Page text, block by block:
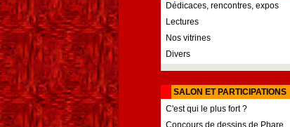
Dédicaces, rencontres, expos
Lectures
Nos vitrines
Divers
SALON ET PARTICIPATIONS
C'est qui le plus fort ?
Concours de dessins de Phare